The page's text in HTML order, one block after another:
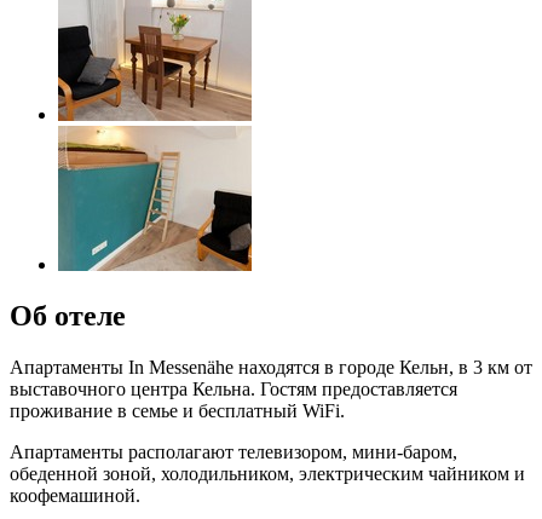
Об отеле
Апартаменты In Messenähe находятся в городе Кельн, в 3 км от
выставочного центра Кельна. Гостям предоставляется
проживание в семье и бесплатный WiFi.
Апартаменты располагают телевизором, мини-баром,
обеденной зоной, холодильником, электрическим чайником и
коофемашиной.